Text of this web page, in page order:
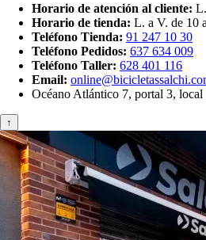
Horario de atención al cliente:
Horario de tienda: L. a V. de 10
Teléfono Tienda: 91 247 10 30
Teléfono Pedidos: 637 634 009
Teléfono Taller: 628 401 116
Email:
Océano Atlántico 7, portal 3,
↑